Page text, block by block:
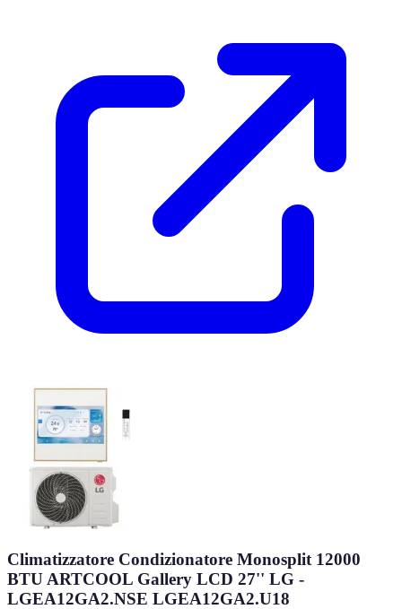
Climatizzatore Condizionatore Monosplit 12000
BTU ARTCOOL Gallery LCD 27'' LG -
LGEA12GA2.NSE LGEA12GA2.U18